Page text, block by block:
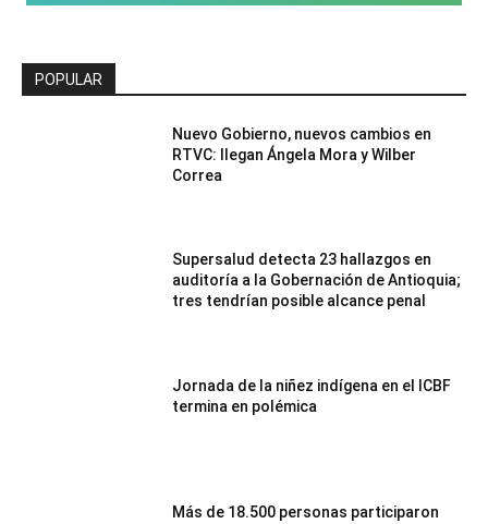
POPULAR
Nuevo Gobierno, nuevos cambios en
RTVC: llegan Ángela Mora y Wilber
Correa
Supersalud detecta 23 hallazgos en
auditoría a la Gobernación de Antioquia;
tres tendrían posible alcance penal
Jornada de la niñez indígena en el ICBF
termina en polémica
Más de 18.500 personas participaron